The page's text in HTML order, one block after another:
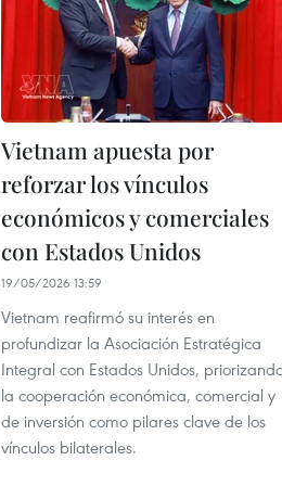
Vietnam apuesta por
reforzar los vínculos
económicos y comerciales
con Estados Unidos
19/05/2026 13:59
Vietnam reafirmó su interés en
profundizar la Asociación Estratégica
Integral con Estados Unidos,
la cooperación económica, comercial y
de inversión como pilares clave de los
vínculos bilaterales.